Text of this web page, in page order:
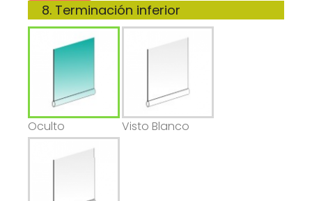
8. Terminación inferior
Oculto Visto Blanco